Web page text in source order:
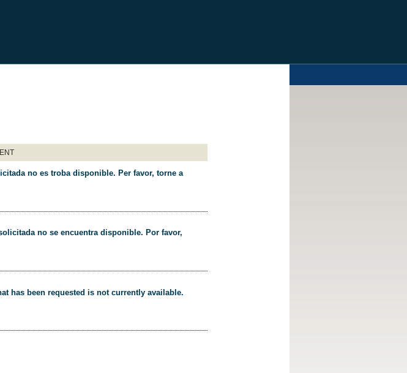
no es troba disponible. Per favor, torne a
no se encuentra disponible. Por favor,
has been requested is not currently available.